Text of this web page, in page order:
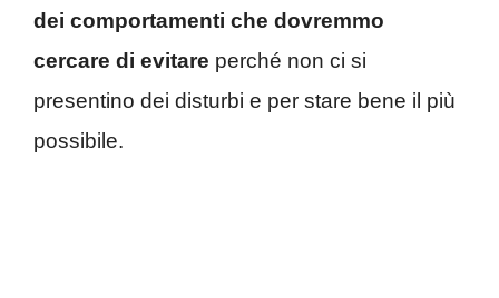
dei comportamenti che dovremmo
cercare di evitare perché non ci si
presentino dei disturbi e per stare bene il più
possibile.